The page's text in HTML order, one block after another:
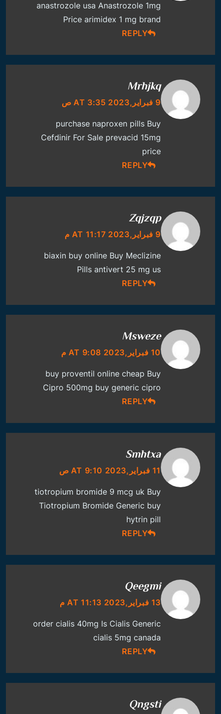
anastrozole usa Anastrozole 1mg
Price arimidex 1 mg brand
REPLY
Mrhjkq
9 فبراير,2023 AT 3:35 ص
purchase naproxen pills Buy
Cefdinir For Sale prevacid 15mg
price
REPLY
Zqjzqp
9 فبراير,2023 AT 11:17 م
biaxin buy online Buy Meclizine
Pills antivert 25 mg us
REPLY
Msweze
10 فبراير,2023 AT 9:08 م
buy proventil online cheap Buy
Cipro 500mg buy generic cipro
REPLY
Smhtxa
11 فبراير,2023 AT 9:10 ص
tiotropium bromide 9 mcg uk Buy
Tiotropium Bromide Generic buy
hytrin pill
REPLY
Qeegmi
13 فبراير,2023 AT 11:13 م
order cialis 40mg Is Cialis Generic
cialis 5mg canada
REPLY
Qngsti